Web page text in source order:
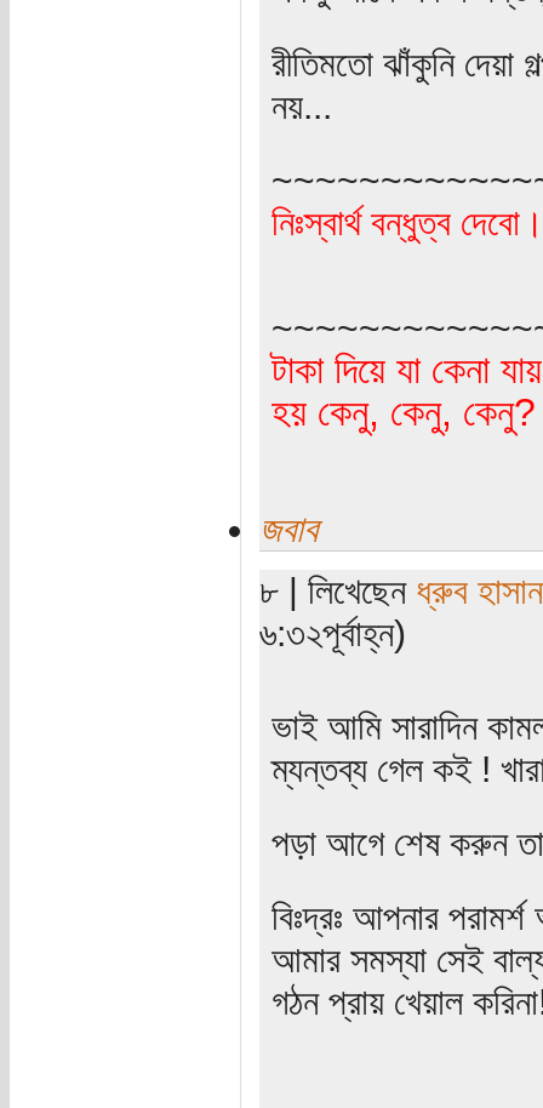
রীতিমতো ঝাঁকুনি দেয়া
নয়...
নিঃস্বার্থ বন্ধুত্ব
টাকা দিয়ে যা কেনা
হয় কেনু, কেনু,
জবাব
৮ | লিখেছেন ধ্রুব হাসান
৬:৩২পূর্বাহ্ন)
ভাই আমি সারাদিন
ম্যন্তব্য গেল কই !
পড়া আগে শেষ করুন
বিঃদ্রঃ আপনার
আমার সমস্যা সেই
গঠন প্রায় খেয়াল